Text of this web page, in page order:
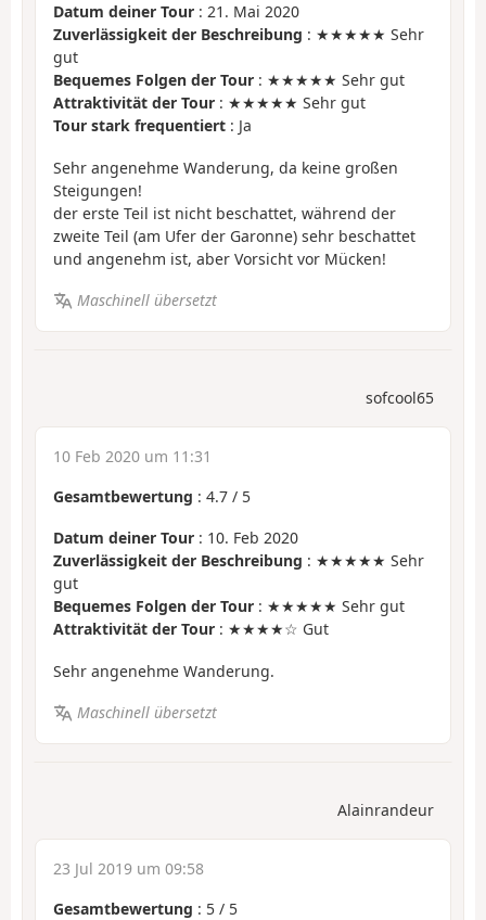
Datum deiner Tour : 21. Mai 2020
Zuverlässigkeit der Beschreibung : ★★★★★ Sehr
gut
Bequemes Folgen der Tour : ★★★★★ Sehr gut
Attraktivität der Tour : ★★★★★ Sehr gut
Tour stark frequentiert : Ja
Sehr angenehme Wanderung, da keine großen
Steigungen!
der erste Teil ist nicht beschattet, während der
zweite Teil (am Ufer der Garonne) sehr beschattet
und angenehm ist, aber Vorsicht vor Mücken!
Maschinell übersetzt
sofcool65
10 Feb 2020 um 11:31
Gesamtbewertung : 4.7 / 5
Datum deiner Tour : 10. Feb 2020
Zuverlässigkeit der Beschreibung : ★★★★★ Sehr
gut
Bequemes Folgen der Tour : ★★★★★ Sehr gut
Attraktivität der Tour : ★★★★☆ Gut
Sehr angenehme Wanderung.
Maschinell übersetzt
Alainrandeur
23 Jul 2019 um 09:58
Gesamtbewertung : 5 / 5